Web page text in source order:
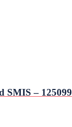
SMIS – 125099